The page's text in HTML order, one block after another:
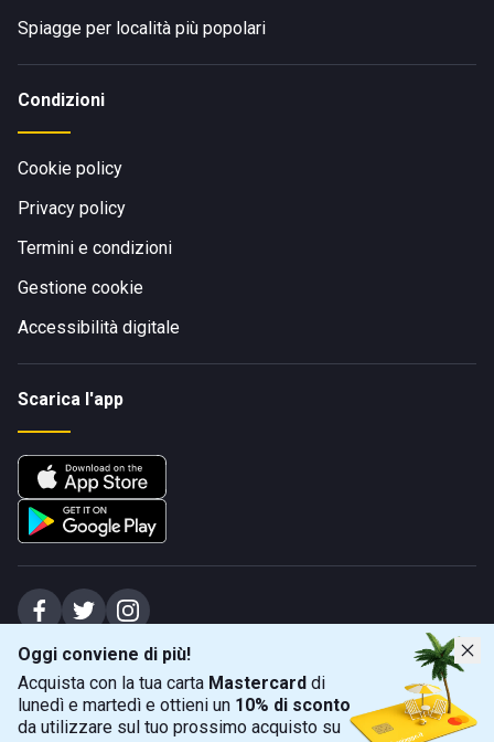
Oggi conviene di più!
Acquista con la tua carta Mastercard di
lunedì e martedì e ottieni un 10% di sconto
da utilizzare sul tuo prossimo acquisto su
Spiagge per località più popolari
Condizioni
Cookie policy
Privacy policy
Termini e condizioni
Gestione cookie
Accessibilità digitale
Scarica l'app
Spiagge Srl - Sede legale: Via Marecchiese 48, 47923 Rimini (RN), IT -
capitale sociale Euro 31245,57 - Iscritta al registro delle imprese di Rimini
Sede operativa: Via Flaminia 180, 47924 Rimini (RN), IT
+39 0541 772375
info@spiagge.it - p.i./c.f. 04536640404